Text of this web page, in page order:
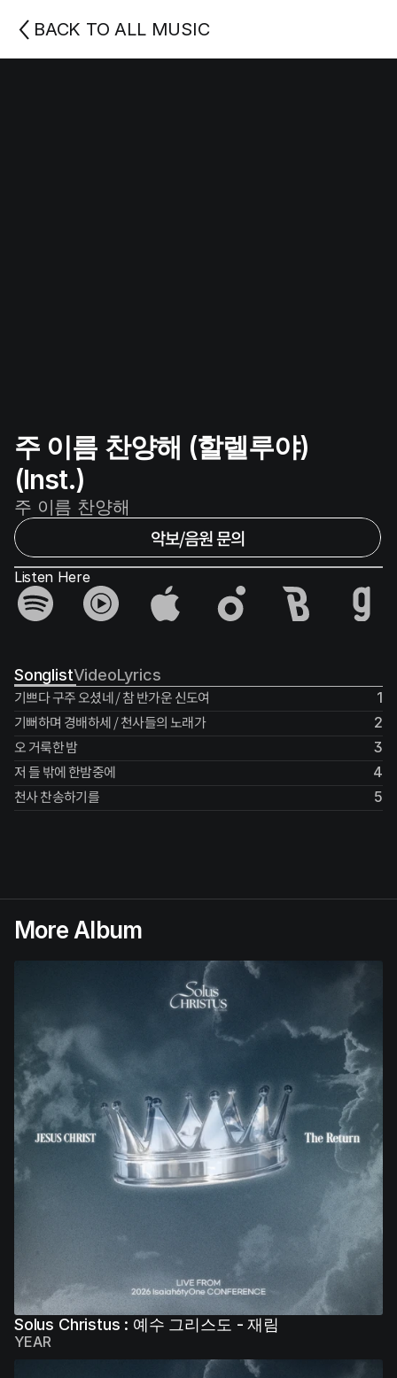
BACK TO ALL MUSIC
주 이름 찬양해 (할렐루야)
(Inst.)
주 이름 찬양해
악보/음원 문의
Listen Here
VideoLyrics
Songlist
기쁘다 구주 오셨네 / 참 반가운 신도여
1
기뻐하며 경배하세 / 천사들의 노래가 2
오 거룩한 밤 3
저 들 밖에 한밤중에 4
천사 찬송하기를 5
More Album
Solus Christus : 예수 그리스도 - 재림
YEAR